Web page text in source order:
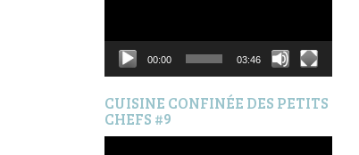
00:00 03:46
CUISINE CONFINÉE DES PETITS
CHEFS #9